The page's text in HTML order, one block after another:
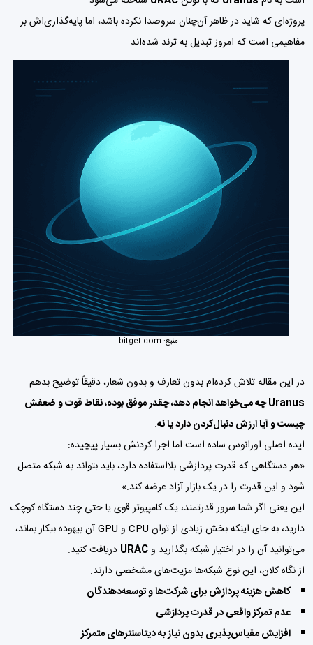
پروژه‌ای که شاید در ظاهر آن‌چنان سروصدا نکرده باشد، اما پایه‌گذاری‌اش بر
مفاهیمی است که امروز تبدیل به ترند شده‌اند.
منبع: bitget.com
در این مقاله تلاش کرده‌ام بدون تعارف و بدون شعار، دقیقاً توضیح بدهم
Uranus چه می‌خواهد انجام دهد، چقدر موفق بوده، نقاط قوت و ضعفش
چیست و آیا ارزش دنبال‌کردن دارد یا نه.
ایده اصلی اورانوس ساده است اما اجرا کردنش بسیار پیچیده:
«هر دستگاهی که قدرت پردازشی بلااستفاده دارد، باید بتواند به شبکه متصل
شود و این قدرت را در یک بازار آزاد عرضه کند.»
این یعنی اگر شما سرور قدرتمند، یک کامپیوتر قوی یا حتی چند دستگاه کوچک
دارید، به جای اینکه بخش زیادی از توان CPU و GPU آن بیهوده بیکار بماند،
می‌توانید آن را در اختیار شبکه بگذارید وURAC دریافت کنید.
از نگاه کلان، این نوع شبکه‌ها مزیت‌های مشخصی دارند:
کاهش هزینه پردازش برای شرکت‌ها و توسعه‌دهندگان
عدم تمرکز واقعی در قدرت پردازشی
افزایش مقیاس‌پذیری بدون نیاز به دیتاسنترهای متمرکز